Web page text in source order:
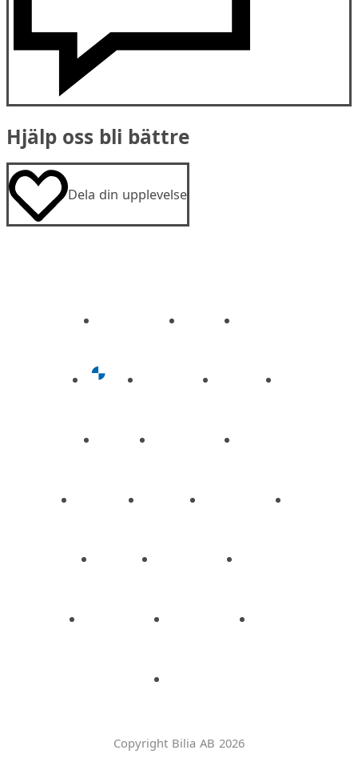
Hjälp oss bli bättre
Dela din upplevelse
Copyright Bilia AB 2026